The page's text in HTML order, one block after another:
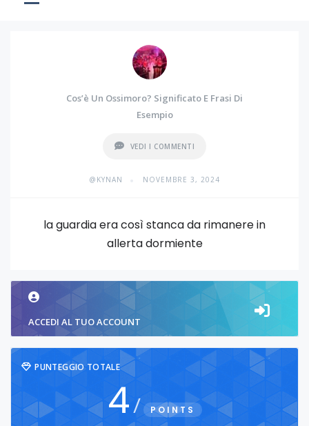
Cos’è Un Ossimoro? Significato E Frasi Di
Esempio
VEDI I COMMENTI
@KYNAN NOVEMBRE 3, 2024
la guardia era così stanca da rimanere in
allerta dormiente
ACCEDI AL TUO ACCOUNT
PUNTEGGIO TOTALE
4/ POINTS